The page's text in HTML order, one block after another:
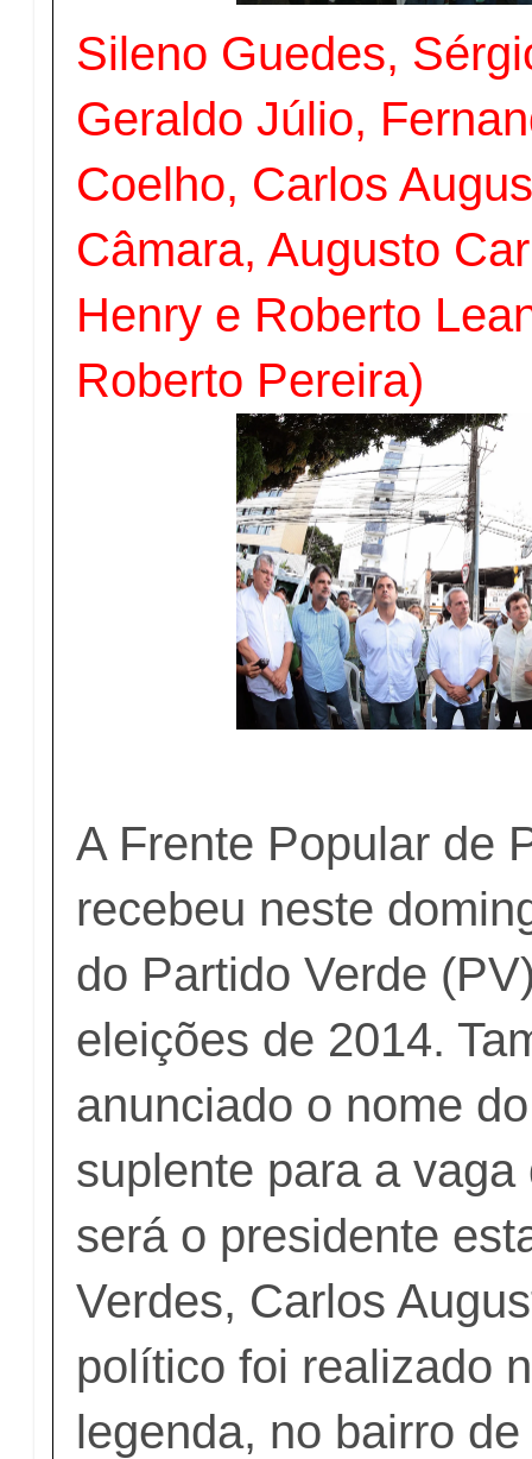
Sileno Guedes,
Geraldo Júlio,
Coelho, Carlos
Câmara, Augusto
Henry e Roberto
Roberto Pereira)
A Frente Popular de
recebeu neste
do Partido Verde
eleições de 2014.
anunciado o nome
suplente para a
será o presidente
Verdes, Carlos
político foi realizado
legenda, no bairro